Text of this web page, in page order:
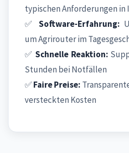
typischen Anforderungen in
✅ Software-Erfahrung:
um Agrirouter im
✅ Schnelle Reaktion:
Stunden bei Notfällen
✅Faire Preise:
versteckten Kosten